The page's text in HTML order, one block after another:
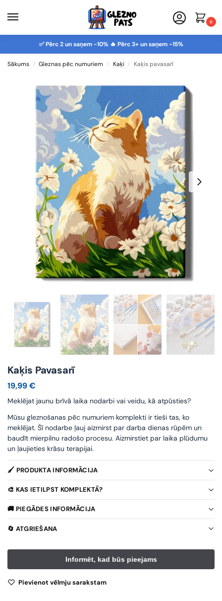
0
✅ Pērc 2 un saņem -10% 🔥 Pērc 3+ un saņem -15%
Sākums / Gleznas pēc numuriem / Kaķi / Kaķis pavasarī
Kaķis Pavasarī
19,99€
Meklējat jaunu brīvā laika nodarbi vai veidu, kā atpūsties?
Mūsu gleznošanas pēc numuriem komplekti ir tieši tas, ko
meklējat. Šī nodarbe ļauj aizmirst par darba dienas rūpēm un
baudīt mierpilnu radošo procesu. Aizmirstiet par laika plūdumu
un ļaujieties krāsu terapijai.
🖌️ PRODUKTA INFORMĀCIJA
🎨 KAS IETILPST KOMPLEKTĀ?
🚚 PIEGĀDES INFORMĀCIJA
🔄 ATGRIEŠANA
Pievienot vēlmju sarakstam